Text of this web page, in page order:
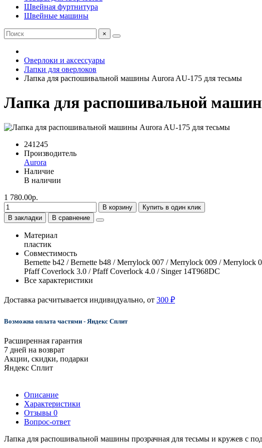
Швейная фуртнитура
Швейные машины
×
Оверлоки и аксессуары
Лапки для оверлоков
Лапка для распошивальной машины Aurora AU-175 для тесьмы
Лапка для распошивальной
241245
Производитель
Aurora
Наличие
В наличии
1 780.00р.
В корзину
Купить в один клик
В закладки
В сравнение
Материал
пластик
Совместимость
Bernette b42 / Bernette b48 / Merrylock 007 / Merrylock 009 /
Pfaff Coverlock 3.0 / Pfaff Coverlock 4.0 / Singer 14T968DC
Все характеристики
Доставка расчитывается индивидуально, от 300 ₽
Возможна оплата частями - Яндекс Сплит
Расширенная гарантия
7 дней на возврат
Акции, скидки, подарки
Яндекс Сплит
Описание
Характеристики
Отзывы 0
Вопрос-ответ
Лапка для распошивальной машины прозрачная для тесьмы и кружев с